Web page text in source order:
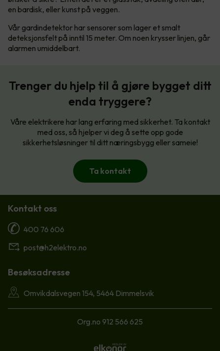
en bardisk, eller kunst på veggen.
Vår gardindetektor har sensorer som lager et smalt
deteksjonsfelt på inntil 15 meter. Om noen krysser linjen, går
alarmen umiddelbart.
Trenger du hjelp til å gjøre bygget ditt
enda tryggere?
Våre elektrikere har lang erfaring med sikkerhet. Ta kontakt
med oss, så hjelper vi deg å sette opp gode
sikkerhetsløsninger til ditt næringsbygg eller sameie!
Ta kontakt
Kontakt oss
400 76 606
post@h2elektro.no
Besøksadresse
Omvikdalsvegen 154, 5464 Dimmelsvik
Org.no 912 566 625